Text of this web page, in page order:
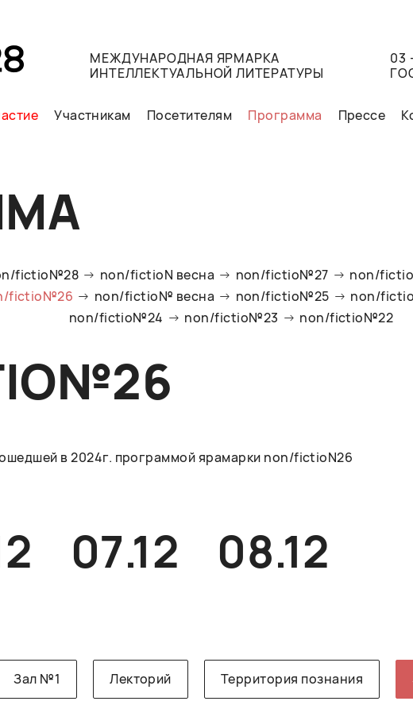
МЕЖДУНАРОДНАЯ ЯРМАРКА
ИНТЕЛЛЕКТУАЛЬНОЙ ЛИТЕРАТУРЫ
03
Участникам Посетителям Программа Прессе
fictio№28 non/fictioN весна non/fictio№27
non/
fictio№26
non/fictio№ весна non/fictio№25
non/
non/fictio№24
non/fictio№23 non/fictio№22
в 2024г. программой ярамарки non/fictioN26
07.12 08.12
Зал №1 Лекторий Территория познания